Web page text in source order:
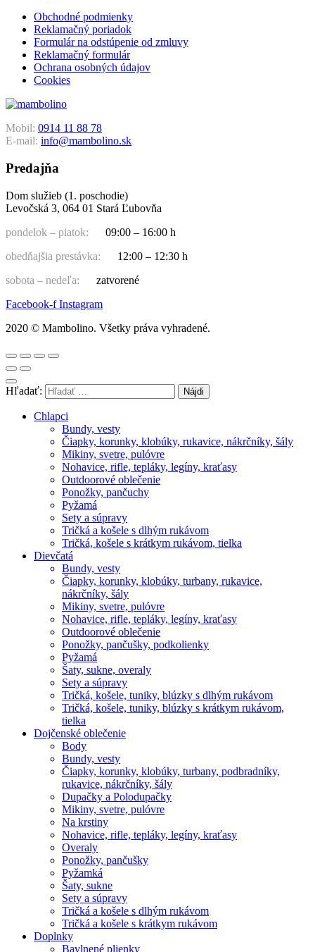
Obchodné podmienky
Reklamačný poriadok
Formulár na odstúpenie od zmluvy
Reklamačný formulár
Ochrana osobných údajov
Cookies
Mobil: 0914 11 88 78
E-mail: info@mambolino.sk
Predajňa
Dom služieb (1. poschodie)
Levočská 3, 064 01 Stará Ľubovňa
pondelok – piatok:
09:00 – 16:00 h
obedňajšia prestávka:
12:00 – 12:30 h
sobota – nedeľa:
zatvorené
Facebook-f Instagram
2020 © Mambolino. Všetky práva vyhradené.
Hľadať:
Chlapci
Bundy, vesty
Čiapky, korunky, klobúky, rukavice, nákrčníky, šály
Mikiny, svetre, pulóvre
Nohavice, rifle, tepláky, legíny, kraťasy
Outdoorové oblečenie
Ponožky, pančuchy
Pyžamá
Sety a súpravy
Tričká a košele s dlhým rukávom
Tričká, košele s krátkym rukávom, tielka
Dievčatá
Bundy, vesty
Čiapky, korunky, klobúky, turbany, rukavice,
nákrčníky, šály
Mikiny, svetre, pulóvre
Nohavice, rifle, tepláky, legíny, kraťasy
Outdoorové oblečenie
Ponožky, pančušky, podkolienky
Pyžamá
Šaty, sukne, overaly
Sety a súpravy
Tričká, košele, tuniky, blúzky s dlhým rukávom
Tričká, košele, tuniky, blúzky s krátkym rukávom,
tielka
Dojčenské oblečenie
Body
Bundy, vesty
Čiapky, korunky, klobúky, turbany, podbradníky,
rukavice, nákrčníky, šály
Dupačky a Polodupačky
Mikiny, svetre, pulóvre
Na krstiny
Nohavice, rifle, tepláky, legíny, kraťasy
Overaly
Ponožky, pančušky
Pyžamká
Šaty, sukne
Sety a súpravy
Tričká a košele s dlhým rukávom
Tričká a košele s krátkym rukávom
Doplnky
Bavlnené plienky